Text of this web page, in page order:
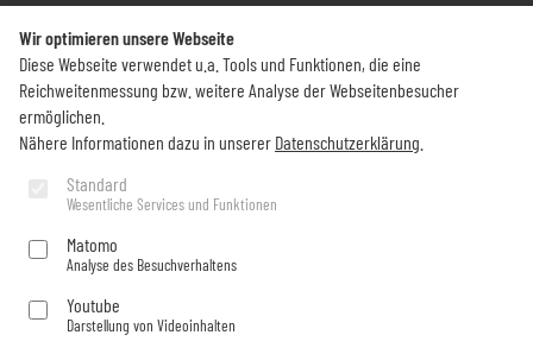
Kontakt und Vertrieb
+49 (0) 5272 6009 0
info@becker-brakel.de
Sie möchten rund um Becker immer auf dem Laufenden bleiben?
Jetzt abonnieren
Wir optimieren unsere Webseite
Diese Webseite verwendet u.a. Tools und Funktionen, die eine
Reichweitenmessung bzw. weitere Analyse der Webseitenbesucher
ermöglichen.
Nähere Informationen dazu in unserer Datenschutzerklärung
Standard
Wesentliche Services und Funktionen
Matomo
Analyse des Besuchverhaltens
Youtube
Darstellung von Videoinhalten